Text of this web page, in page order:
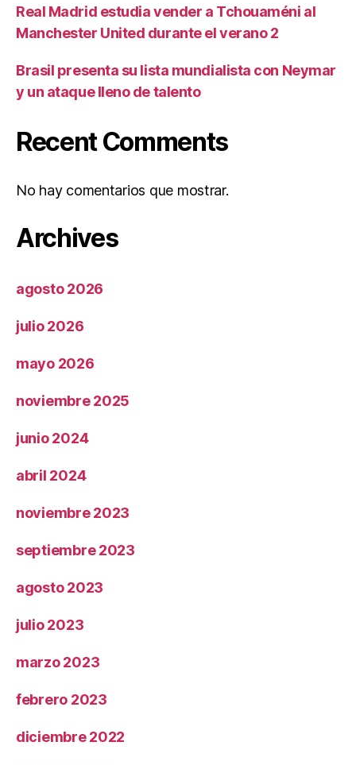
Real Madrid estudia vender a Tchouaméni al
Manchester United durante el verano 2
Brasil presenta su lista mundialista con Neymar
y un ataque lleno de talento
Recent Comments
No hay comentarios que mostrar.
Archives
agosto 2026
julio 2026
mayo 2026
noviembre 2025
junio 2024
abril 2024
noviembre 2023
septiembre 2023
agosto 2023
julio 2023
marzo 2023
febrero 2023
diciembre 2022